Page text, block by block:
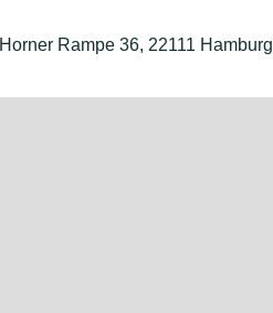
Horner Rampe 36, 22111 Hamburg